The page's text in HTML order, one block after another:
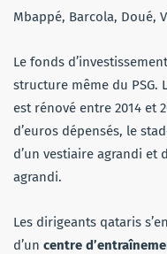
Mbappé, Barcola, Doué,
Le fonds
structure même du PSG.
est rénové entre 2014 et
d’euros dépensés, le
d’un vestiaire agrandi et
agrandi.
Les dirigeants qataris
d’un centre